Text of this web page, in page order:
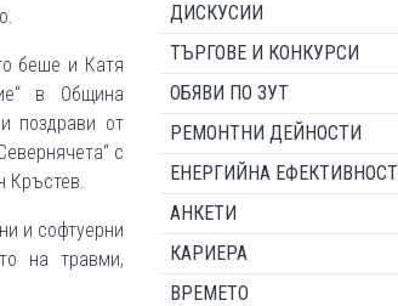
беше и Катя
в Община
поздрави от
с
Кръстев.
и софтуерни
на травми,
ДИСКУСИИ
ТЪРГОВЕ И КОНКУРСИ
ОБЯВИ ПО ЗУТ
РЕМОНТНИ ДЕЙНОСТИ
ЕНЕРГИЙНА ЕФЕКТИВНОСТ
АНКЕТИ
КАРИЕРА
ВРЕМЕТО